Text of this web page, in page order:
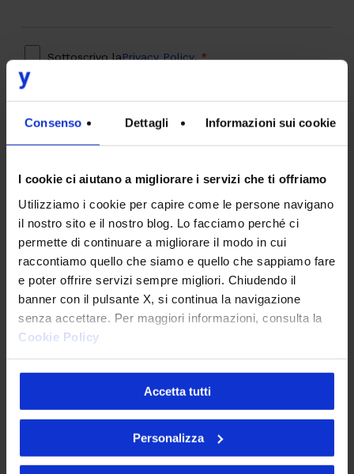
Consenso Dettagli Informazioni sui cookie
I cookie ci aiutano a migliorare i servizi che ti offriamo
Utilizziamo i cookie per capire come le persone navigano
il nostro sito e il nostro blog. Lo facciamo perché ci
permette di continuare a migliorare il modo in cui
raccontiamo quello che siamo e quello che sappiamo fare
e poter offrire servizi sempre migliori. Chiudendo il
banner con il pulsante X, si continua la navigazione
senza accettare. Per maggiori informazioni, consulta la
Cookie Policy
Accetta tutti
Personalizza
PRIVACY
Sottoscrivo laPrivacy Policy. *
CAPTCHA
Verifica di essere un umano
Tracking pixel email e nuove linee guida: